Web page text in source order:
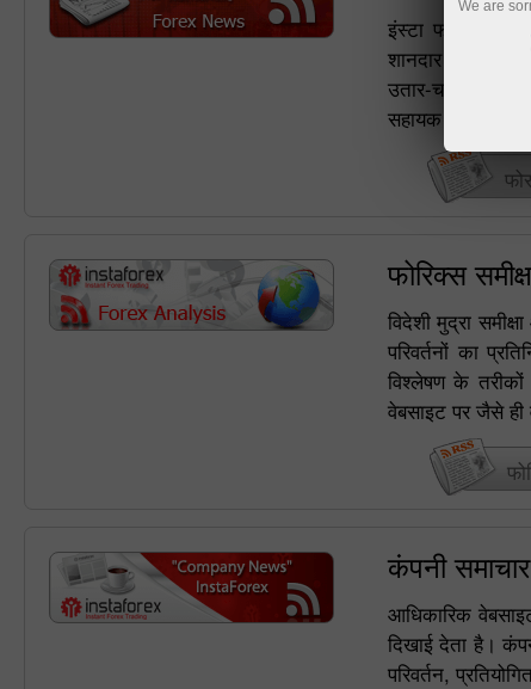
इंस्टा फॉरेक्स
शानदार अवसर का
उतार-चढ़ाव से
सहायक होगी।
फोरिक्स
विदेशी मुद्रा
परिवर्तनों का
विश्लेषण के
वेबसाइट पर जैसे ही
कंपनी
आधिकारिक
दिखाई देता है।
परिवर्तन,
We are